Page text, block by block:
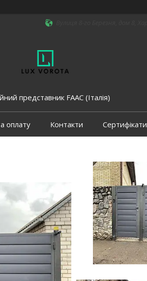
представник FAAC (Італія)
оплату Контакти Сертифікати